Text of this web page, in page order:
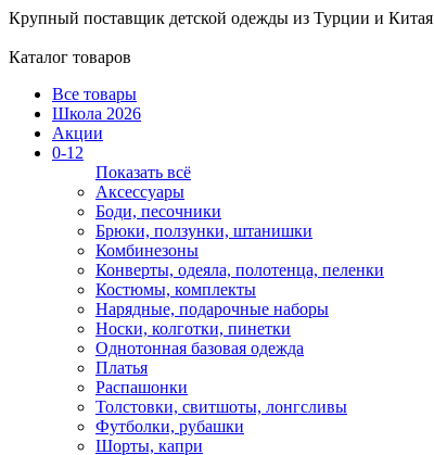
Крупный поставщик детской одежды из Турции и Китая
Каталог товаров
Все товары
Школа 2026
Акции
0-12
Показать всё
Аксессуары
Боди, песочники
Брюки, ползунки, штанишки
Комбинезоны
Конверты, одеяла, полотенца, пеленки
Костюмы, комплекты
Нарядные, подарочные наборы
Носки, колготки, пинетки
Однотонная базовая одежда
Платья
Распашонки
Толстовки, свитшоты, лонгсливы
Футболки, рубашки
Шорты, капри